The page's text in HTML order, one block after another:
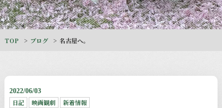
TOP ブログ 名古屋へ。
2022/06/03
日記 映画観劇 新着情報